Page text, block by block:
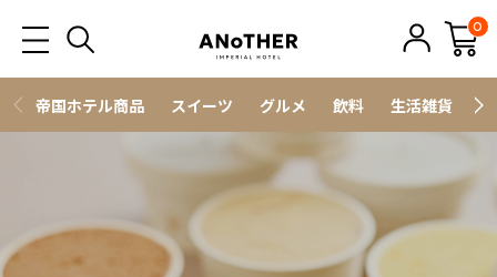
0
帝国ホテル商品 スイーツ グルメ 飲料 生活雑貨